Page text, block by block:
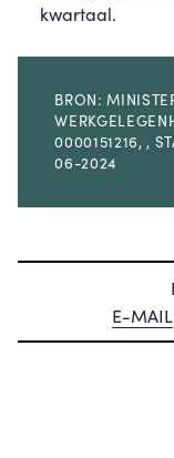
kwartaal.
BRON:
0000151216, ,
06-2024
E-MAIL